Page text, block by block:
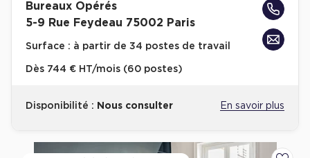
Bureaux Opérés
5-9 Rue Feydeau 75002 Paris
Surface : à partir de 34 postes de travail
Dès 744 € HT/mois (60 postes)
Disponibilité : Nous consulter En savoir plus